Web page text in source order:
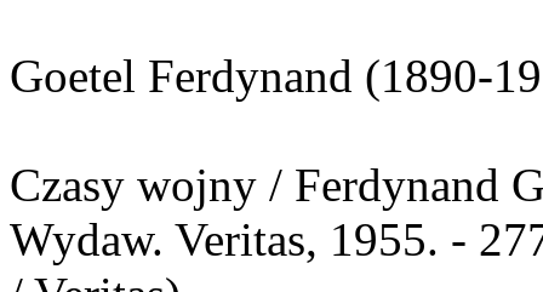
Goetel Ferdynand (1890-
Czasy wojny / Ferdynand
Wydaw. Veritas, 1955. -